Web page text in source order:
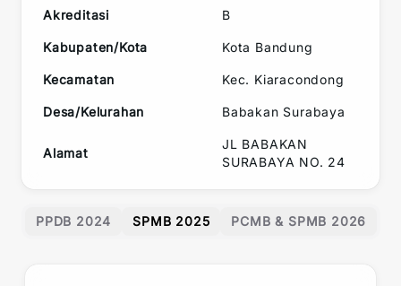
Akreditasi B
Kabupaten/Kota Kota Bandung
Kecamatan Kec. Kiaracondong
Desa/Kelurahan Babakan Surabaya
Alamat
JL BABAKAN
SURABAYA NO. 24
PPDB 2024 SPMB 2025 PCMB & SPMB 2026